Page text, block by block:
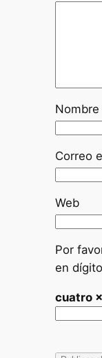
Nombre
Correo
Web
Por
en
cuatro